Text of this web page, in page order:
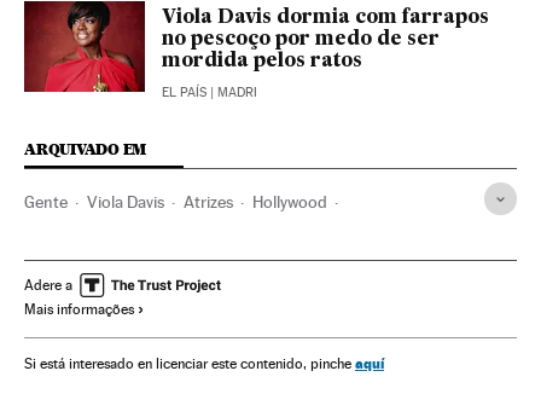
Viola Davis dormia com farrapos
no pescoço por medo de ser
mordida pelos ratos
EL PAÍS | MADRI
ARQUIVADO EM
Gente Viola Davis Atrizes Hollywood
Indústria Cinematográfica
Adere a
Mais informações
Si está interesado en licenciar este contenido, pinche aquí